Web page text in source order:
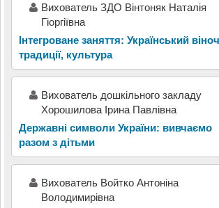
Вихователь ЗДО Вінтоняк Наталія
Гіоргіївна
Інтегроване заняття: Український
традиції, культура
Вихователь дошкільного закладу
Хорошилова Ірина Павлівна
Державні символи України: вивчаємо
разом з дітьми
Вихователь Войтко Антоніна
Володимирівна